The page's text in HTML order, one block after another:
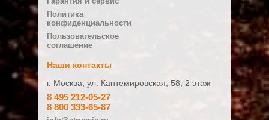
Плюсы
Минусы
Политика
конфиденциальности
Пользовательское
соглашение
Наши контакты
г. Москва, ул. Кантемировская, 58, 2 этаж
8 495 212-05-27
8 800 333-65-87